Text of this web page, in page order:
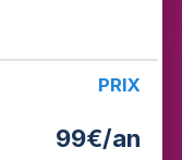
PRIX
99€/an